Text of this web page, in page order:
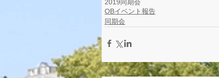
2019 同期会
OBイベント報告
同期会